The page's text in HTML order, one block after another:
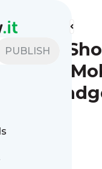
PUBLISH
feeds
Online
for
&